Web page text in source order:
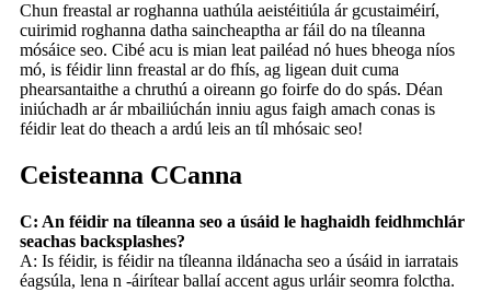
Chun freastal ar roghanna uathúla aeistéitiúla ár gcustaiméirí,
cuirimid roghanna datha saincheaptha ar fáil do na tíleanna
mósáice seo. Cibé acu is mian leat pailéad nó hues bheoga níos
mó, is féidir linn freastal ar do fhís, ag ligean duit cuma
phearsantaithe a chruthú a oireann go foirfe do do spás. Déan
iniúchadh ar ár mbailiúchán inniu agus faigh amach conas is
féidir leat do theach a ardú leis an tíl mhósaic seo!
Ceisteanna CCanna
C: An féidir na tíleanna seo a úsáid le haghaidh feidhmchlár
seachas backsplashes?
A: Is féidir, is féidir na tíleanna ildánacha seo a úsáid in iarratais
éagsúla, lena n -áirítear ballaí accent agus urláir seomra folctha.